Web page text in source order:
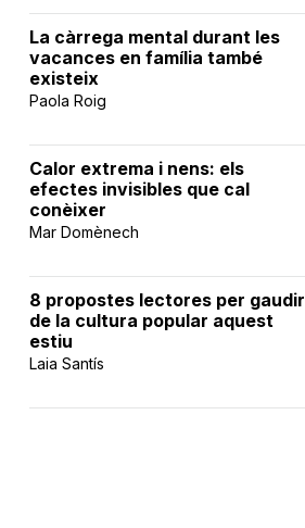
La càrrega mental durant les
vacances en família també
existeix
Paola Roig
Calor extrema i nens: els
efectes invisibles que cal
conèixer
Mar Domènech
8 propostes lectores per gaudir
de la cultura popular aquest
estiu
Laia Santís